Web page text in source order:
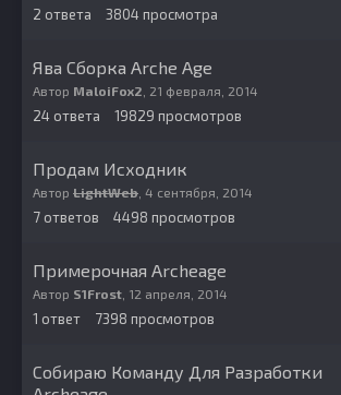
2 ответа 3804 просмотра
Ява Сборка Arche Age
Автор MaloiFox2 21 февраля, 2014
24 ответа 19829 просмотров
Продам Исходник
Автор LightWeb 4 сентября, 2014
7 ответов 4498 просмотров
Примерочная Archeage
Автор S1Frost 12 апреля, 2014
1 ответ 7398 просмотров
Собираю Команду Для Разработки